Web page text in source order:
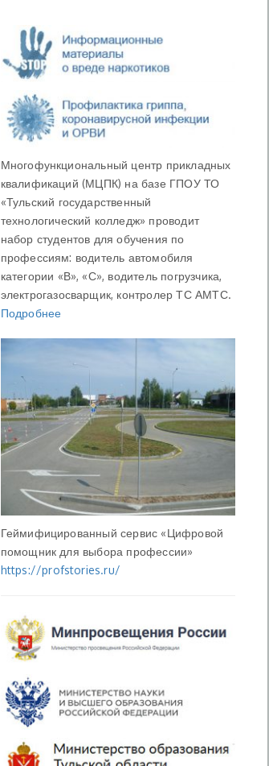
Многофункциональный центр прикладных
квалификаций (МЦПК) на базе ГПОУ ТО
«Тульский государственный
технологический колледж» проводит
набор студентов для обучения по
профессиям: водитель автомобиля
категории «В», «С», водитель погрузчика,
электрогазосварщик, контролер ТС АМТС.
Подробнее
Геймифицированный сервис «Цифровой
помощник для выбора профессии»
https://profstories.ru/